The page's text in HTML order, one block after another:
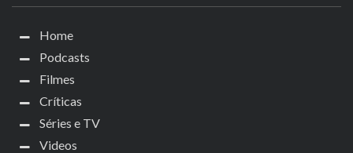
Home
Podcasts
Filmes
Críticas
Séries e TV
Videos